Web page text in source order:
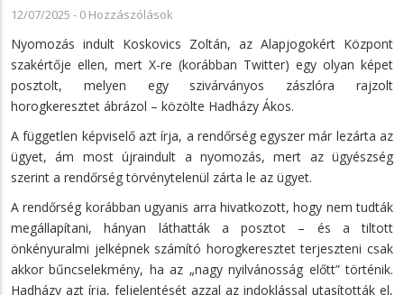
12/07/2025 - 0 Hozzászólások
Nyomozás indult Koskovics Zoltán, az Alapjogokért Központ
szakértője ellen, mert X-re (korábban Twitter) egy olyan képet
posztolt, melyen egy szivárványos zászlóra rajzolt
horogkeresztet ábrázol – közölte Hadházy Ákos.
A független képviselő azt írja, a rendőrség egyszer már lezárta az
ügyet, ám most újraindult a nyomozás, mert az ügyészség
szerint a rendőrség törvénytelenül zárta le az ügyet.
A rendőrség korábban ugyanis arra hivatkozott, hogy nem tudták
megállapítani, hányan láthatták a posztot – és a tiltott
önkényuralmi jelképnek számító horogkeresztet terjeszteni csak
akkor bűncselekmény, ha az „nagy nyilvánosság előtt” történik.
Hadházy azt írja, feljelentését azzal az indoklással utasították el,